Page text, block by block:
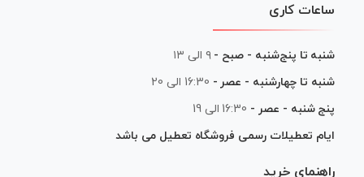
ساعات کاری
شنبه تا پنج‌شنبه - صبح - ۹ الی ۱۳
شنبه تا چهارشنبه - عصر - 16:30 الی 20
پنج شنبه - عصر - 16:30 الی 19
ایام تعطیلات رسمی فروشگاه تعطیل می باشد
راهنمای خرید